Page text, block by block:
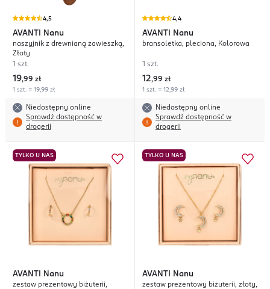
4,5
AVANTI Nanu
naszyjnik z drewnianą zawieszką,
Złoty
1 szt.
19,99 zł
1 szt. = 19,99 zł
Niedostępny online
Sprawdź dostępność w
drogerii
4,4
AVANTI Nanu
bransoletka, pleciona, Kolorowa
1 szt.
12,99 zł
1 szt. = 12,99 zł
Niedostępny online
Sprawdź dostępność w
drogerii
TYLKO U NAS
AVANTI Nanu
zestaw prezentowy biżuterii,
TYLKO U NAS
AVANTI Nanu
zestaw prezentowy biżuterii, złoty,